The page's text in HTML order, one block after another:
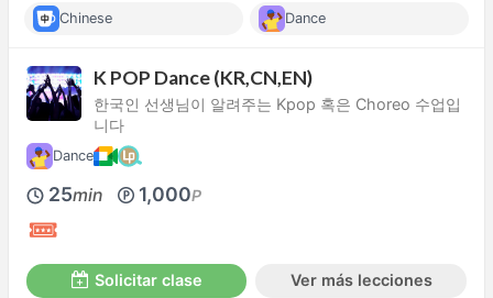
Chinese Dance
K POP Dance (KR,CN,EN)
한국인 선생님이 알려주는 Kpop 혹은 Choreo 수업입
니다
Dance
25min 1,000P
Solicitar clase Ver más lecciones